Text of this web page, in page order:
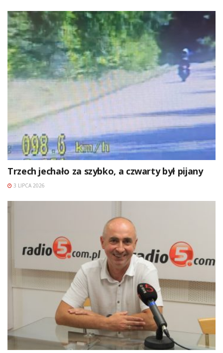
Trzech jechało za szybko, a czwarty był pijany
3 LIPCA 2026